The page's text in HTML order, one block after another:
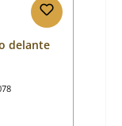
delante